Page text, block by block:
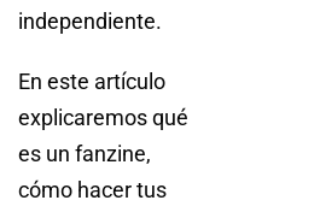
independiente.
En este artículo
explicaremos qué
es un fanzine,
cómo hacer tus